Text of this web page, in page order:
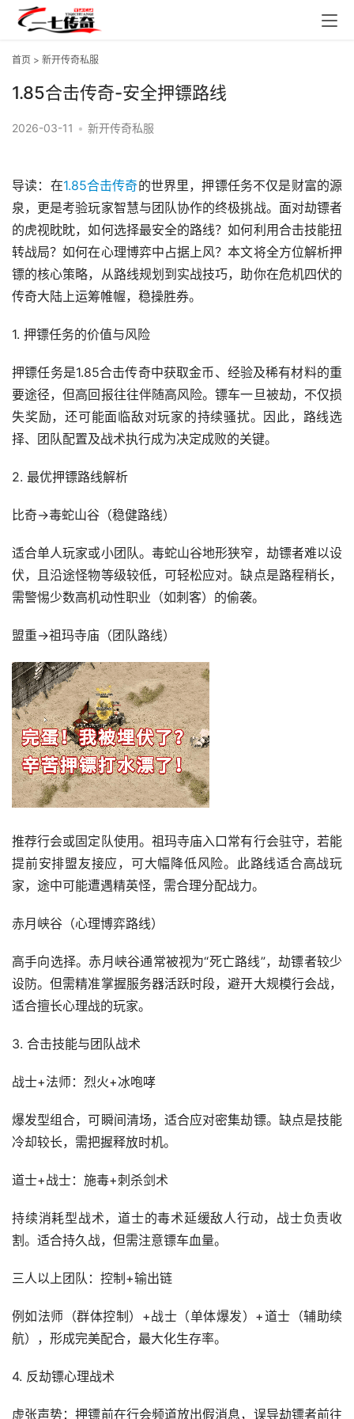
首页 > 新开传奇私服
1.85合击传奇-安全押镖路线
2026-03-11 • 新开传奇私服
导读：在1.85合击传奇的世界里，押镖任务不仅是财富的源
泉，更是考验玩家智慧与团队协作的终极挑战。面对劫镖者
的虎视眈眈，如何选择最安全的路线？如何利用合击技能扭
转战局？如何在心理博弈中占据上风？本文将全方位解析押
镖的核心策略，从路线规划到实战技巧，助你在危机四伏的
传奇大陆上运筹帷幄，稳操胜券。
1. 押镖任务的价值与风险
押镖任务是1.85合击传奇中获取金币、经验及稀有材料的重
要途径，但高回报往往伴随高风险。镖车一旦被劫，不仅损
失奖励，还可能面临敌对玩家的持续骚扰。因此，路线选
择、团队配置及战术执行成为决定成败的关键。
2. 最优押镖路线解析
比奇→毒蛇山谷（稳健路线）
适合单人玩家或小团队。毒蛇山谷地形狭窄，劫镖者难以设
伏，且沿途怪物等级较低，可轻松应对。缺点是路程稍长，
需警惕少数高机动性职业（如刺客）的偷袭。
盟重→祖玛寺庙（团队路线）
推荐行会或固定队使用。祖玛寺庙入口常有行会驻守，若能
提前安排盟友接应，可大幅降低风险。此路线适合高战玩
家，途中可能遭遇精英怪，需合理分配战力。
赤月峡谷（心理博弈路线）
高手向选择。赤月峡谷通常被视为“死亡路线”，劫镖者较少
设防。但需精准掌握服务器活跃时段，避开大规模行会战，
适合擅长心理战的玩家。
3. 合击技能与团队战术
战士+法师：烈火+冰咆哮
爆发型组合，可瞬间清场，适合应对密集劫镖。缺点是技能
冷却较长，需把握释放时机。
道士+战士：施毒+刺杀剑术
持续消耗型战术，道士的毒术延缓敌人行动，战士负责收
割。适合持久战，但需注意镖车血量。
三人以上团队：控制+输出链
例如法师（群体控制）+战士（单体爆发）+道士（辅助续
航），形成完美配合，最大化生存率。
4. 反劫镖心理战术
虚张声势：押镖前在行会频道放出假消息，误导劫镖者前往